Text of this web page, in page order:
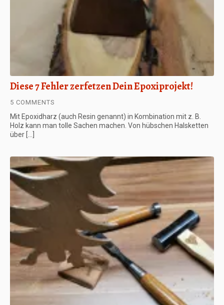
Diese 7 Fehler zerfetzen Dein Epoxiprojekt!
5 COMMENTS
Mit Epoxidharz (auch Resin genannt) in Kombination mit z. B.
Holz kann man tolle Sachen machen. Von hübschen Halsketten
über […]